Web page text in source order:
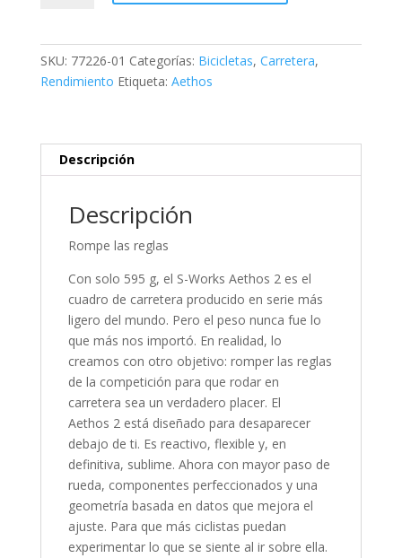
SKU: 77226-01 Categorías: Bicicletas, Carretera,
Rendimiento Etiqueta: Aethos
Descripción
Descripción
Rompe las reglas
Con solo 595 g, el S-Works Aethos 2 es el
cuadro de carretera producido en serie más
ligero del mundo. Pero el peso nunca fue lo
que más nos importó. En realidad, lo
creamos con otro objetivo: romper las reglas
de la competición para que rodar en
carretera sea un verdadero placer. El
Aethos 2 está diseñado para desaparecer
debajo de ti. Es reactivo, flexible y, en
definitiva, sublime. Ahora con mayor paso de
rueda, componentes perfeccionados y una
geometría basada en datos que mejora el
ajuste. Para que más ciclistas puedan
experimentar lo que se siente al ir sobre ella.